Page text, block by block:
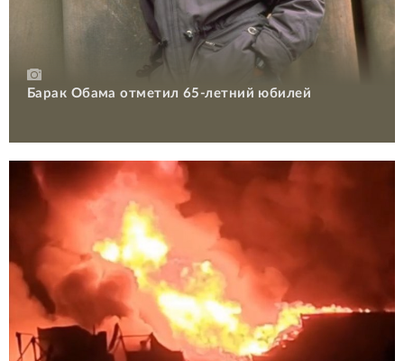
Барак Обама отметил 65-летний юбилей